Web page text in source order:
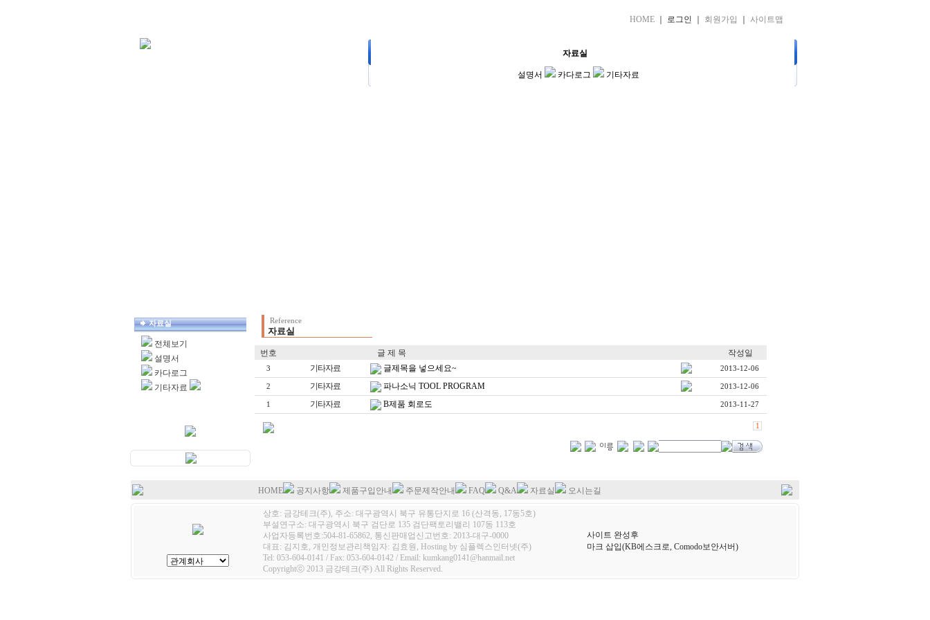
HOME 로그인 회원가입 사이트맵
자료실
설명서 카다로그 기타자료
자료실
전체보기
설명서
카다로그
기타자료
Reference
자료실
번호 글 제 목 작성일
3 기타자료 글제목을 넣으세요~ 2013-12-06
2 기타자료 파나소닉 TOOL PROGRAM 2013-12-06
1 기타자료 B제품 회로도 2013-11-27
1
HOME 공지사항 제품구입안내 주문제작안내 FAQ Q&A 자료실 오시는길
상호: 금강테크(주), 주소: 대구광역시 북구 유통단지로 16 (산격동, 17동5호)
부설연구소: 대구광역시 북구 검단로 135 검단팩토리밸리 107동 113호
사업자등록번호:504-81-65862, 통신판매업신고번호: 2013-대구-0000
대표: 김지호, 개인정보관리책임자: 김효원, Hosting by 심플렉스인터넷(주)
Tel: 053-604-0141 / Fax: 053-604-0142 / Email: kumkang0141@hanmail.net
Copyrightⓒ 2013 금강테크(주) All Rights Reserved.
사이트 완성후
마크 삽입(KB에스크로, Comodo보안서버)